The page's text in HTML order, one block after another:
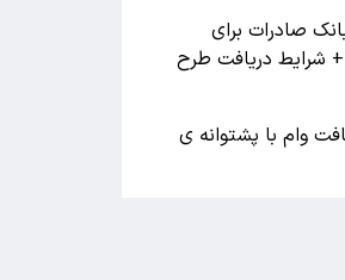
بانک صادرات برای
شرایط دریافت طرح
وام با پشتوانه ی